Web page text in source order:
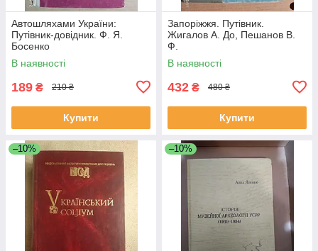
Автошляхами України:
Путівник-довідник. Ф. Я.
Босенко
В наявності
189 ₴ 210 ₴
Купити
Запоріжжя. Путівник.
Жигалов А. До, Пешанов В.
Ф.
В наявності
432 ₴ 480 ₴
Купити
–10% –10%